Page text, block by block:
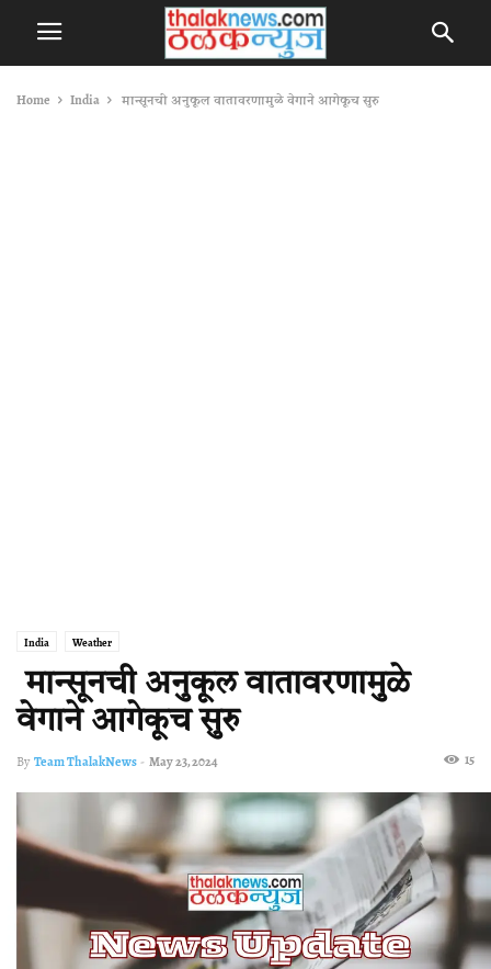
Home India मान्सूनची अनुकूल वातावरणामुळे वेगाने आगेकूच सुरु
India Weather
मान्सूनची अनुकूल वातावरणामुळे
वेगाने आगेकूच सुरु
By Team ThalakNews- May 23, 2024 15